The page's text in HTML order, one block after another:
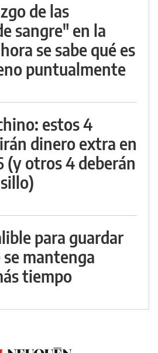
de las
sangre" en la
se sabe qué es
puntualmente
estos 4
dinero extra en
(y otros 4 deberán
para guardar
mantenga
tiempo